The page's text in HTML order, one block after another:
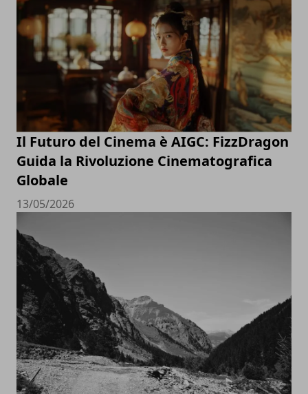
Il Futuro del Cinema è AIGC: FizzDragon
Guida la Rivoluzione Cinematografica
Globale
13/05/2026